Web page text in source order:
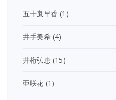
五十嵐早香 (1)
井手美希(4)
井桁弘恵(15)
亜咲花 (1)